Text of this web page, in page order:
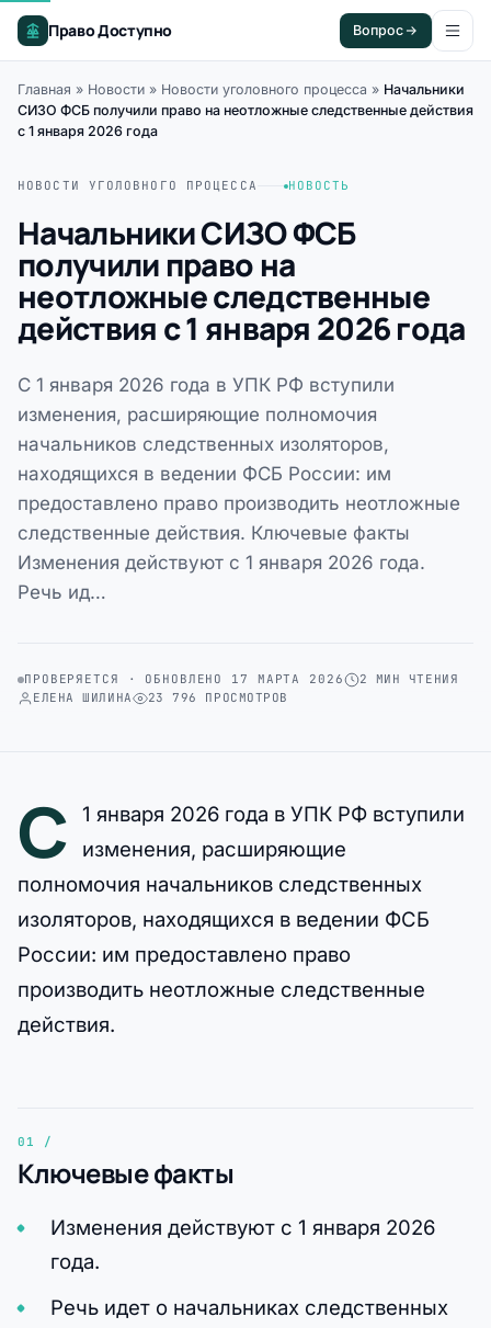
Право Доступно Вопрос
Главная » Новости » Новости уголовного процесса » Начальники
СИЗО ФСБ получили право на неотложные следственные действия
с 1 января 2026 года
НОВОСТИ УГОЛОВНОГО ПРОЦЕССА НОВОСТЬ
Начальники СИЗО ФСБ
получили право на
неотложные следственные
действия с 1 января 2026 года
С 1 января 2026 года в УПК РФ вступили
изменения, расширяющие полномочия
начальников следственных изоляторов,
находящихся в ведении ФСБ России: им
предоставлено право производить неотложные
следственные действия. Ключевые факты
Изменения действуют с 1 января 2026 года.
Речь ид…
ПРОВЕРЯЕТСЯ · ОБНОВЛЕНО 17 МАРТА 2026
2 МИН ЧТЕНИЯ
ЕЛЕНА ШИЛИНА
23 796 ПРОСМОТРОВ
С
1 января 2026 года в УПК РФ вступили
изменения, расширяющие
полномочия начальников следственных
изоляторов, находящихся в ведении ФСБ
России: им предоставлено право
производить неотложные следственные
действия.
Ключевые факты
Изменения действуют с 1 января 2026
года.
Речь идет о начальниках следственных